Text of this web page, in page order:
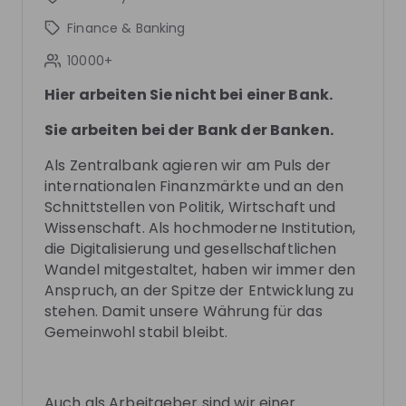
This section will not be shown to users until at least
one mentor has been added.
Live streams
There are no upcoming live streams
Make sure to follow the company to receive their
updates on upcoming live streams!
Follow
Recording unavailable
Finance & Banking
10000+
Hier arbeiten Sie nicht bei einer Bank.
Sie arbeiten bei der Bank der Banken.
Als Zentralbank agieren wir am Puls der
internationalen Finanzmärkte und an den
Schnittstellen von Politik, Wirtschaft und
Wissenschaft. Als hochmoderne Institution,
die Digitalisierung und gesellschaftlichen
Wandel mitgestaltet, haben wir immer den
Anspruch, an der Spitze der Entwicklung zu
stehen. Damit unsere Währung für das
Gemeinwohl stabil bleibt.